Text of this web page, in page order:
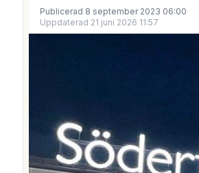
Publicerad 8 september 2023 06:00
Uppdaterad 21 juni 2026 11:57